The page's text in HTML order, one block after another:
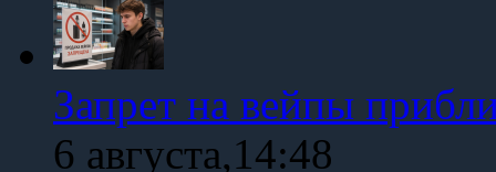
Запрет на вейпы
6 августа,14:48